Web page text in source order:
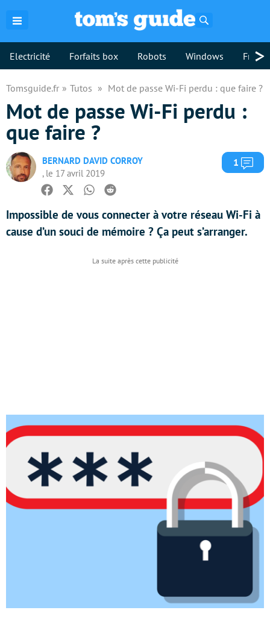
Electricité Forfaits box Robots Windows >
Tomsguide.fr Tutos Mot de passe Wi-Fi perdu : que faire ?
Mot de passe Wi-Fi perdu :
que faire ?
BERNARD DAVID CORROY
, le 17 avril 2019
1
Facebook
TwitterWhatsapp
Reddit
Impossible de vous connecter à votre réseau Wi-Fi à
cause d’un souci de mémoire ? Ça peut s’arranger.